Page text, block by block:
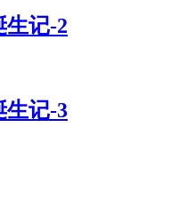
生记-2
生记-3